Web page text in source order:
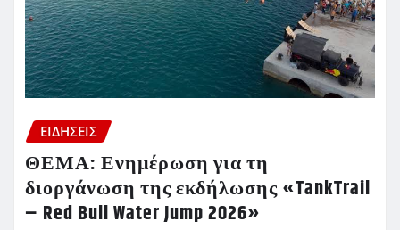
ΕΙΔΗΣΕΙΣ
ΘΕΜΑ: Ενημέρωση για τη
διοργάνωση της εκδήλωσης «TankTrail
– Red Bull Water Jump 2026»